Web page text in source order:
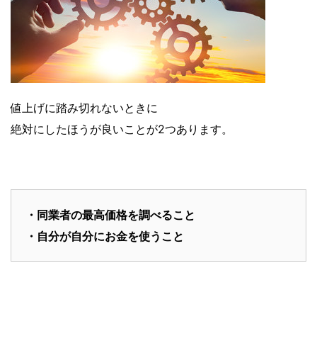
値上げに踏み切れないときに
絶対にしたほうが良いことが2つあります。
・同業者の最高価格を調べること
・自分が自分にお金を使うこと